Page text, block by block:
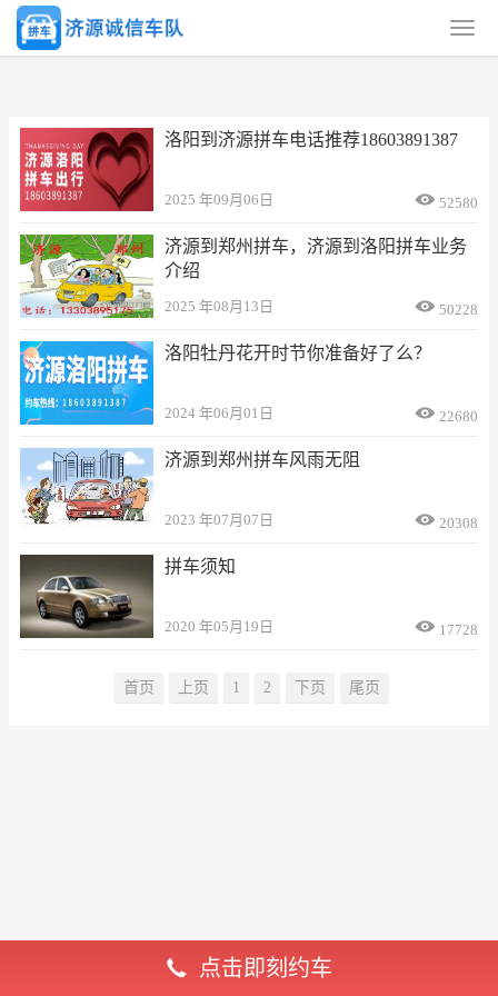
洛阳到济源拼车电话推荐18603891387
2025 年09月06日  52580
济源到郑州拼车，济源到洛阳拼车业务
介绍
2025 年08月13日  50228
洛阳牡丹花开时节你准备好了么？
2024 年06月01日  22680
济源到郑州拼车风雨无阻
2023 年07月07日  20308
拼车须知
2020 年05月19日  17728
首页 上页 1 2 下页 尾页
 点击即刻约车